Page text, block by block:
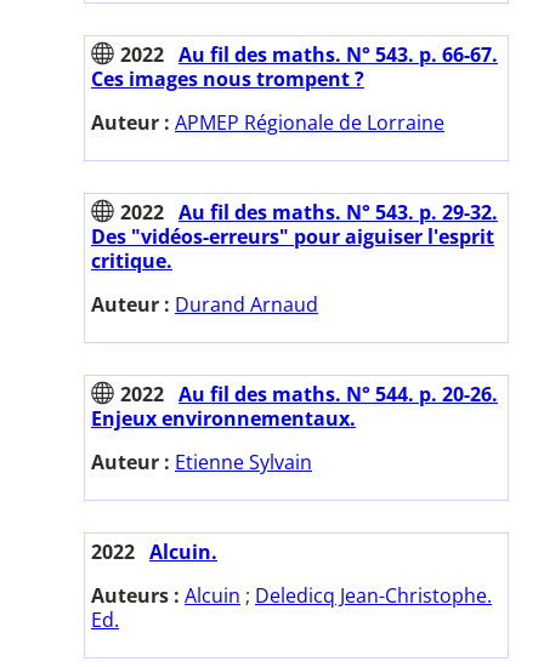
2022 Au fil des maths. N° 543. p. 66-67.
Ces images nous trompent ?
Auteur : APMEP Régionale de Lorraine
2022 Au fil des maths. N° 543. p. 29-32.
Des "vidéos-erreurs" pour aiguiser l'esprit
critique.
Auteur : Durand Arnaud
2022 Au fil des maths. N° 544. p. 20-26.
Enjeux environnementaux.
Auteur : Etienne Sylvain
2022 Alcuin.
Auteurs : Alcuin ; Deledicq Jean-Christophe.
Ed.